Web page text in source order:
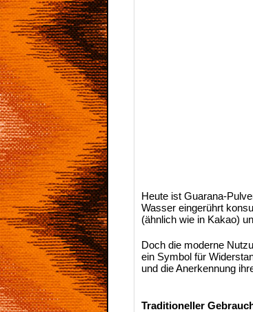
Heute ist Guarana-
Wasser eingerührt
(ähnlich wie in Kakao)
Doch die moderne
ein Symbol für
und die Anerkennung
Traditioneller